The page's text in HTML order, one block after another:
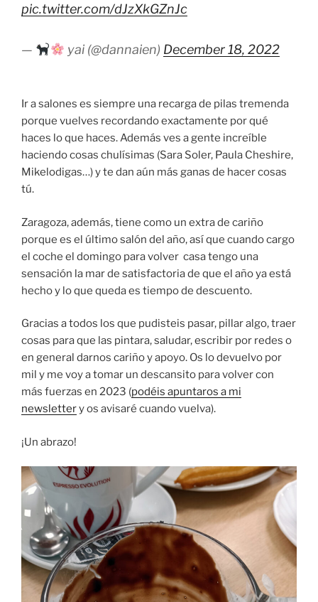
pic.twitter.com/dJzXkGZnJc
— yai (@dannaien) December 18, 2022
Ir a salones es siempre una recarga de pilas tremenda
porque vuelves recordando exactamente por qué
haces lo que haces. Además ves a gente increíble
haciendo cosas chulísimas (Sara Soler, Paula Cheshire,
Mikelodigas…) y te dan aún más ganas de hacer cosas
tú.
Zaragoza, además, tiene como un extra de cariño
porque es el último salón del año, así que cuando cargo
el coche el domingo para volver casa tengo una
sensación la mar de satisfactoria de que el año ya está
hecho y lo que queda es tiempo de descuento.
Gracias a todos los que pudisteis pasar, pillar algo, traer
cosas para que las pintara, saludar, escribir por redes o
en general darnos cariño y apoyo. Os lo devuelvo por
mil y me voy a tomar un descansito para volver con
más fuerzas en 2023 (podéis apuntaros a mi
newslettery os avisaré cuando vuelva).
¡Un abrazo!